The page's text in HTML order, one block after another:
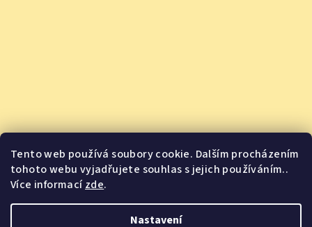
Tento web používá soubory cookie. Dalším procházením
tohoto webu vyjadřujete souhlas s jejich používáním..
Více informacízde.
Nastavení
Vychutnejte si oceněná vína z pohodlí domova